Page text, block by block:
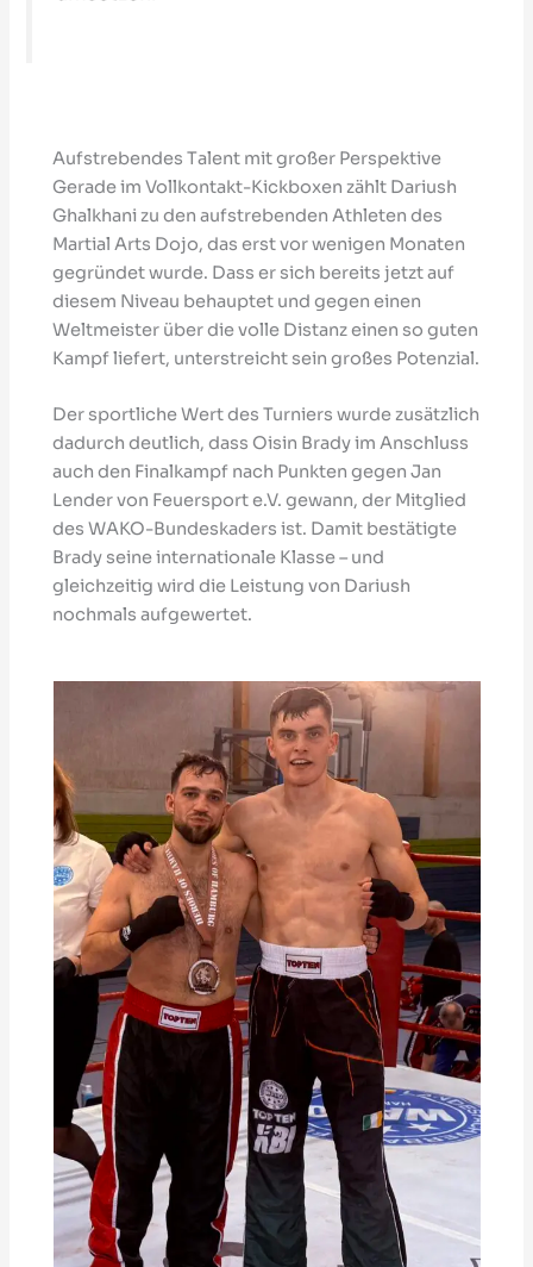
Aufstrebendes Talent mit großer Perspektive
Gerade im Vollkontakt-Kickboxen zählt Dariush
Ghalkhani zu den aufstrebenden Athleten des
Martial Arts Dojo, das erst vor wenigen Monaten
gegründet wurde. Dass er sich bereits jetzt auf
diesem Niveau behauptet und gegen einen
Weltmeister über die volle Distanz einen so guten
Kampf liefert, unterstreicht sein großes Potenzial.
Der sportliche Wert des Turniers wurde zusätzlich
dadurch deutlich, dass Oisin Brady im Anschluss
auch den Finalkampf nach Punkten gegen Jan
Lender von Feuersport e.V. gewann, der Mitglied
des WAKO-Bundeskaders ist. Damit bestätigte
Brady seine internationale Klasse – und
gleichzeitig wird die Leistung von Dariush
nochmals aufgewertet.